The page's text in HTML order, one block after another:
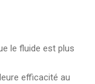
le fluide est plus
efficacité au